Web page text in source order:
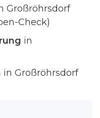
Großröhrsdorf
Check)
in
in Großröhrsdorf